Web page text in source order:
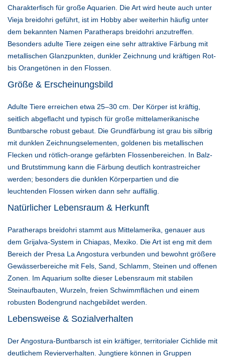
Charakterfisch für große Aquarien. Die Art wird heute auch unter
Vieja breidohri geführt, ist im Hobby aber weiterhin häufig unter
dem bekannten Namen Paratheraps breidohri anzutreffen.
Besonders adulte Tiere zeigen eine sehr attraktive Färbung mit
metallischen Glanzpunkten, dunkler Zeichnung und kräftigen Rot-
bis Orangetönen in den Flossen.
Größe & Erscheinungsbild
Adulte Tiere erreichen etwa 25–30 cm. Der Körper ist kräftig,
seitlich abgeflacht und typisch für große mittelamerikanische
Buntbarsche robust gebaut. Die Grundfärbung ist grau bis silbrig
mit dunklen Zeichnungselementen, goldenen bis metallischen
Flecken und rötlich-orange gefärbten Flossenbereichen. In Balz-
und Brutstimmung kann die Färbung deutlich kontrastreicher
werden; besonders die dunklen Körperpartien und die
leuchtenden Flossen wirken dann sehr auffällig.
Natürlicher Lebensraum & Herkunft
Paratheraps breidohri stammt aus Mittelamerika, genauer aus
dem Grijalva-System in Chiapas, Mexiko. Die Art ist eng mit dem
Bereich der Presa La Angostura verbunden und bewohnt größere
Gewässerbereiche mit Fels, Sand, Schlamm, Steinen und offenen
Zonen. Im Aquarium sollte dieser Lebensraum mit stabilen
Steinaufbauten, Wurzeln, freien Schwimmflächen und einem
robusten Bodengrund nachgebildet werden.
Lebensweise & Sozialverhalten
Der Angostura-Buntbarsch ist ein kräftiger, territorialer Cichlide mit
deutlichem Revierverhalten. Jungtiere können in Gruppen